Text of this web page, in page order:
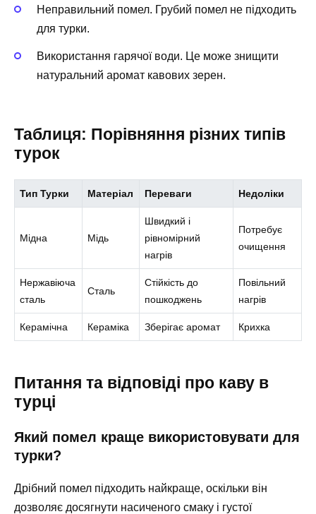
Неправильний помел. Грубий помел не підходить
для турки.
Використання гарячої води. Це може знищити
натуральний аромат кавових зерен.
Таблиця: Порівняння різних типів
турок
Тип Турки Матеріал Переваги Недоліки
Мідна Мідь
Швидкий і
рівномірний
нагрів
Потребує
очищення
Нержавіюча
сталь
Сталь
Стійкість до
пошкоджень
Повільний
нагрів
Керамічна Кераміка Зберігає аромат Крихка
Питання та відповіді про каву в
турці
Який помел краще використовувати для
турки?
Дрібний помел підходить найкраще, оскільки він
дозволяє досягнути насиченого смаку і густої